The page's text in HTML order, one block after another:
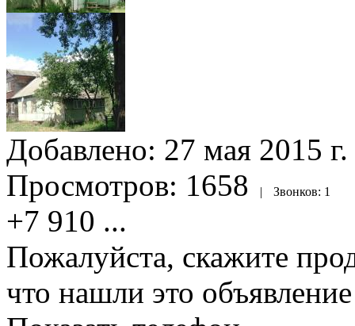
Добавлено: 27 мая 2015 г.
Просмотров: 1658 | Звонков: 1
+7 910 ...
Пожалуйста, скажите
что нашли это